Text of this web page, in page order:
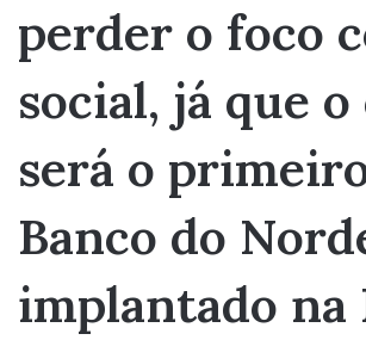
perder o foco
social, já que
será o
Banco do
implantado na